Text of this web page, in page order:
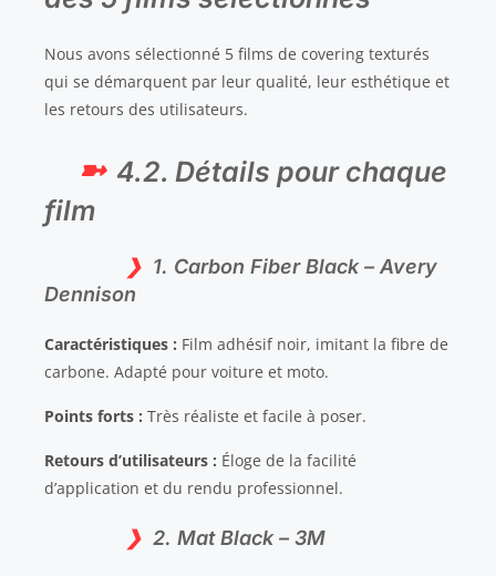
Nous avons sélectionné 5 films de covering texturés
qui se démarquent par leur qualité, leur esthétique et
les retours des utilisateurs.
4.2. Détails pour chaque
film
1. Carbon Fiber Black – Avery
Dennison
Caractéristiques : Film adhésif noir, imitant la fibre de
carbone. Adapté pour voiture et moto.
Points forts : Très réaliste et facile à poser.
Retours d’utilisateurs : Éloge de la facilité
d’application et du rendu professionnel.
2. Mat Black – 3M